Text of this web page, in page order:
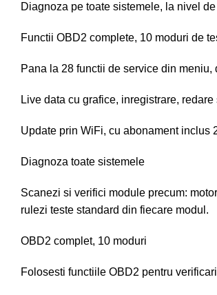
Diagnoza pe toate sistemele, la nivel
Functii OBD2 complete, 10 moduri de
Pana la 28 functii de service din
Live data cu grafice, inregistrare, redare
Update prin WiFi, cu abonament inclus
Diagnoza toate sistemele
Scanezi si verifici module precum:
rulezi teste standard din fiecare modul.
OBD2 complet, 10 moduri
Folosesti functiile OBD2 pentru